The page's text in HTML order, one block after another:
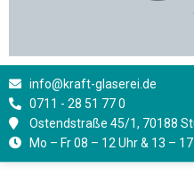
info@kraft-glaserei.de
0711 - 28 51 77 0
Ostendstraße 45/1, 70188
Mo – Fr 08 – 12 Uhr & 13 –